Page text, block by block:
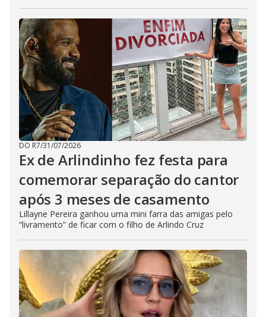
DO R7/31/07/2026
Ex de Arlindinho fez festa para
comemorar separação do cantor
após 3 meses de casamento
Lillayne Pereira ganhou uma mini farra das amigas pelo
“livramento” de ficar com o filho de Arlindo Cruz